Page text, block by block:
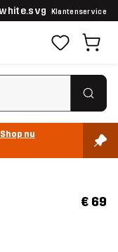
Klantenservice
Shop nu
€ 69